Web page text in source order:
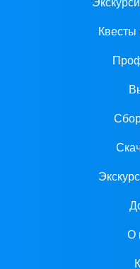
Квесты
О